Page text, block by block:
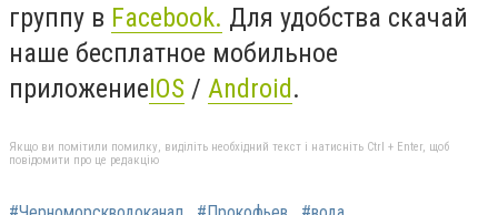
группу в Facebook. Для удобства скачай
наше бесплатное мобильное
приложениеIOS / Android.
Якщо ви помітили помилку, виділіть необхідний текст і натисніть Ctrl + Enter, щоб
повідомити про це редакцію